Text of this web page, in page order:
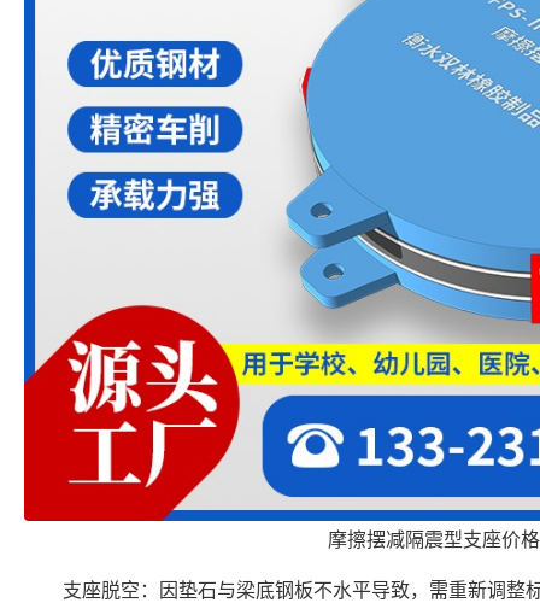
摩擦摆减隔震型支座价格
支座脱空：因垫石与梁底钢板不水平导致，需重新调整